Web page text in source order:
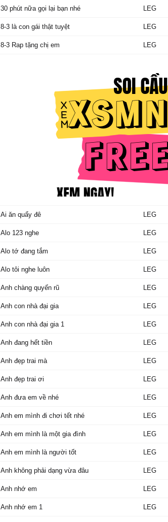
30 phút nữa gọi lại bạn nhé LEG
8-3 là con gái thật tuyệt LEG
8-3 Rap tặng chị em LEG
Ai ăn quẩy đê LEG
Alo 123 nghe LEG
Alo tớ đang tắm LEG
Alo tôi nghe luôn LEG
Anh chàng quyến rũ LEG
Anh con nhà đại gia LEG
Anh con nhà đại gia 1 LEG
Anh đang hết tiền LEG
Anh đẹp trai mà LEG
Anh đẹp trai ơi LEG
Anh đưa em về nhé LEG
Anh em mình đi chơi tết nhé LEG
Anh em mình là một gia đình LEG
Anh em mình là người tốt LEG
Anh không phải dạng vừa đâu LEG
Anh nhớ em LEG
Anh nhớ em 1 LEG